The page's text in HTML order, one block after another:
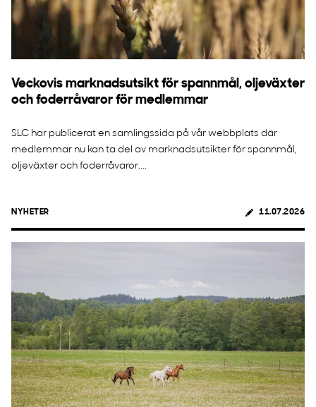
Veckovis marknadsutsikt för spannmål, oljeväxter
och foderråvaror för medlemmar
SLC har publicerat en samlingssida på vår webbplats där
medlemmar nu kan ta del av marknadsutsikter för spannmål,
oljeväxter och foderråvaror....
NYHETER 11.07.2026